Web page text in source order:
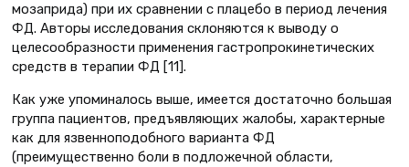
мозаприда) при их сравнении с плацебо в период лечения
ФД. Авторы исследования склоняются к выводу о
целесообразности применения гастропрокинетических
средств в терапии ФД [11].
Как уже упоминалось выше, имеется достаточно большая
группа пациентов, предъявляющих жалобы, характерные
как для язвенноподобного варианта ФД
(преимущественно боли в подложечной области,